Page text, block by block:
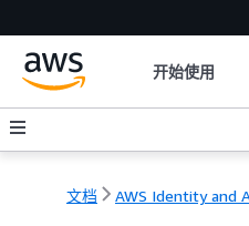
开始使用
文档 AWS Identity and